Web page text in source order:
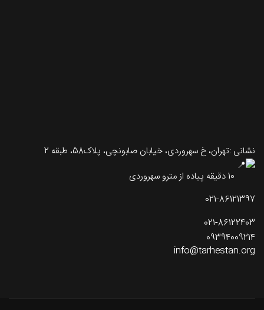
نشانی :تهران، خ سهروردی، خیابان صابونچی، پلاک58، طبقه 2
021-86121397
021-86122403
09394009214
info@tarhestan.org